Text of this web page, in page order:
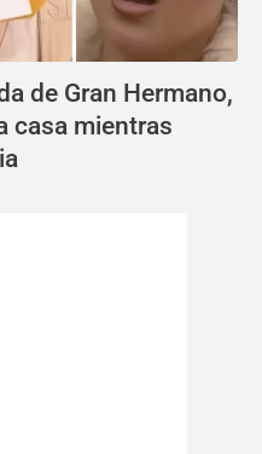
de Gran Hermano,
casa mientras